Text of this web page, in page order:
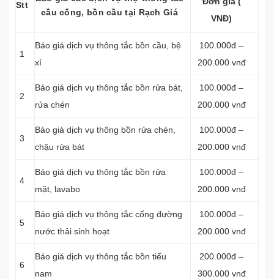
Stt
cầu cống, bồn cầu tại Rạch Giá
VNĐ)
1
Báo giá dịch vụ thông tắc bồn cầu, bệ
xí
100.000đ –
200.000 vnđ
2
Báo giá dịch vụ thông tắc bồn rửa bát,
rửa chén
100.000đ –
200.000 vnđ
3
Báo giá dịch vụ thông bồn rửa chén,
chậu rửa bát
100.000đ –
200.000 vnđ
4
Báo giá dịch vụ thông tắc bồn rửa
mặt, lavabo
100.000đ –
200.000 vnđ
5
‎Báo giá dịch vụ thông tắc cống đường
nước thải sinh hoạt
100.000đ –
200.000 vnđ
6
Báo giá dịch vụ thông tắc bồn tiểu
nam
200.000đ –
300.000 vnđ